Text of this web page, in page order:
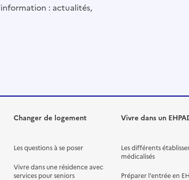
: actualités,
Changer de logement
Les questions à se poser
Vivre dans une résidence avec
services pour seniors
Vivre dans un
Les différents
médicalisés
Préparer l'entrée en